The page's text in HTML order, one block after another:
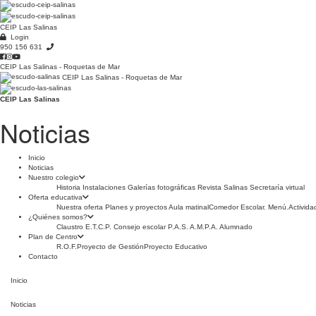
CEIP Las Salinas
Login
950 156 631
CEIP Las Salinas - Roquetas de Mar
CEIP Las Salinas - Roquetas de Mar
CEIP Las Salinas
Noticias
Inicio
Noticias
Nuestro colegio
Historia Instalaciones Galerías fotográficas Revista Salinas Secretaría virtual
Oferta educativa
Nuestra oferta Planes y proyectosAula matinalComedor Escolar. Menú.
¿Quiénes somos?
Claustro E.T.C.P. Consejo escolar P.A.S. A.M.P.A. Alumnado
Plan de Centro
R.O.F.Proyecto de GestiónProyecto Educativo
Contacto
Inicio
Noticias